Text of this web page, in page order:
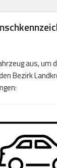
aus, um
Bezirk